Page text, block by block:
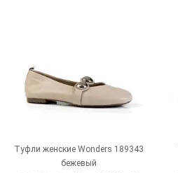
Туфли женские Wonders 189343
бежевый